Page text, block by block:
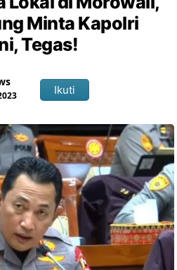
Minta Kapolri
Tegas!
Ikuti